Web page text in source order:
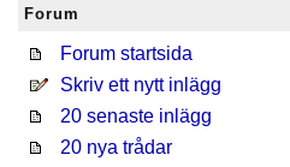
Forum
Forum startsida
Skriv ett nytt inlägg
20 senaste inlägg
20 nya trådar